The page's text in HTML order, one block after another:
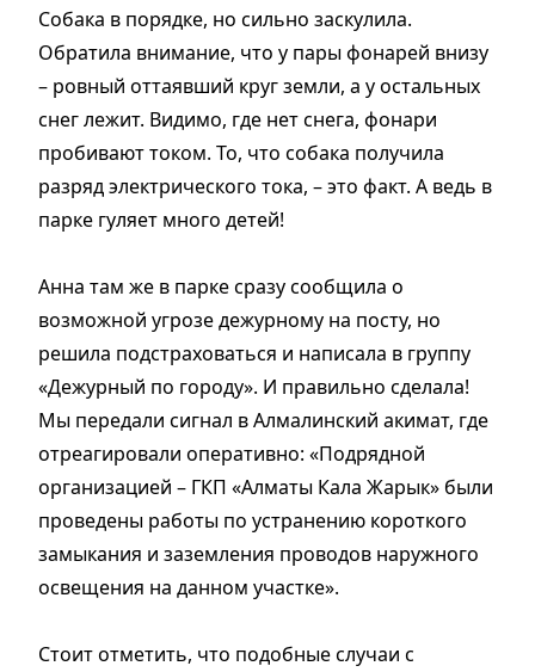
Собака в порядке, но сильно заскулила.
Обратила внимание, что у пары фонарей внизу
– ровный оттаявший круг земли, а у остальных
снег лежит. Видимо, где нет снега, фонари
пробивают током. То, что собака получила
разряд электрического тока, – это факт. А ведь в
парке гуляет много детей!
Анна там же в парке сразу сообщила о
возможной угрозе дежурному на посту, но
решила подстраховаться и написала в группу
«Дежурный по городу». И правильно сделала!
Мы передали сигнал в Алмалинский акимат, где
отреагировали оперативно: «Подрядной
организацией – ГКП «Алматы Кала Жарык» были
проведены работы по устранению короткого
замыкания и заземления проводов наружного
освещения на данном участке».
Стоит отметить, что подобные случаи с